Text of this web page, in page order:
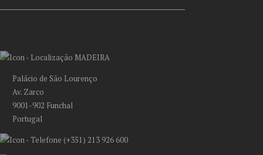
MADEIRA
Palácio de São Lourenço
Av. Zarco
9001-902 Funchal
Portugal
(+351) 213 926 600